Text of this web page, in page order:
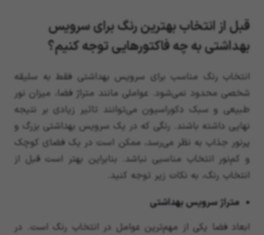
قبل از انتخاب بهترین رنگ برای سرویس
بهداشتی به چه فاکتورهایی توجه کنیم؟
انتخاب رنگ مناسب برای سرویس بهداشتی فقط به سلیقه
شخصی محدود نمی‌شود. عواملی مانند متراژ فضا، میزان نور
طبیعی و سبک دکوراسیون می‌توانند تاثیر زیادی بر نتیجه
نهایی داشته باشند. رنگی که در یک سرویس بهداشتی بزرگ و
پرنور جذاب به نظر می‌رسد، ممکن است در یک فضای کوچک
و کم‌نور انتخاب مناسبی نباشد. بنابراین بهتر است قبل از
انتخاب رنگ، به نکات زیر توجه کنید.
متراژ سرویس بهداشتی
ابعاد فضا یکی از مهم‌ترین عوامل در انتخاب رنگ است. در